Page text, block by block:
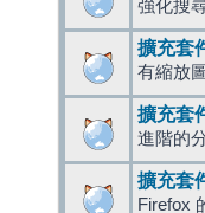
強化搜
擴充套
有縮放
擴充套
進階的
擴充套
Firefox